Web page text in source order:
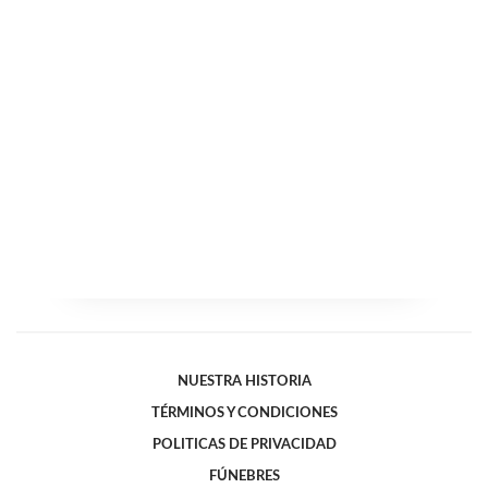
NUESTRA HISTORIA
TÉRMINOS Y CONDICIONES
POLITICAS DE PRIVACIDAD
FÚNEBRES